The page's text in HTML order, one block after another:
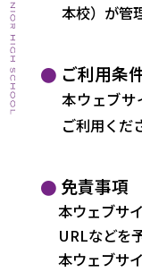
本校）が管
ご利用条
本ウェブサ
ご利用くだ
免責事項
本ウェブサ
URLなどを
本ウェブサ